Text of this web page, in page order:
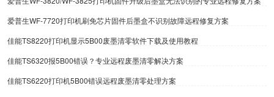
爱普生WF-7720打印机刷免芯片固件后墨盒不识别故障远程修复方案
佳能TS8220打印机显示5B00废墨清零软件下载及使用教程
佳能TS6320报5B00错误？专业远程废墨清零解决方案
佳能TS6220打印机5B00错误远程废墨清零处理方案